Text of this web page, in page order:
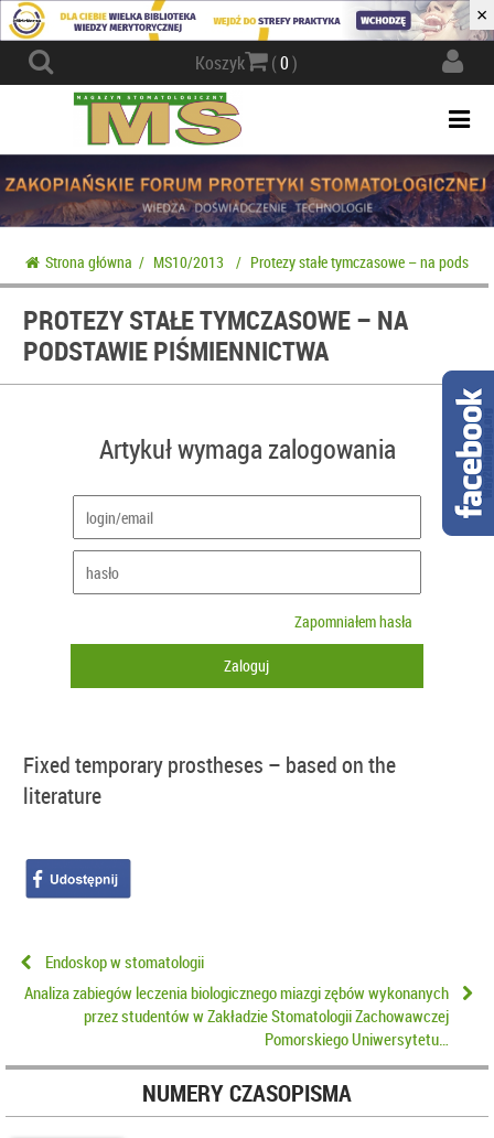
×
Koszyk (0)
Strona główna / MS10/2013 / Protezy stałe tymczasowe – na
PROTEZY STAŁE TYMCZASOWE – NA
PODSTAWIE PIŚMIENNICTWA
Artykuł wymaga zalogowania
Zapomniałem hasła
Fixed temporary prostheses – based on the
literature
Endoskop w stomatologii
Analiza zabiegów leczenia biologicznego miazgi zębów wykonanych
przez studentów w Zakładzie Stomatologii Zachowawczej
Pomorskiego Uniwersytetu…
NUMERY CZASOPISMA